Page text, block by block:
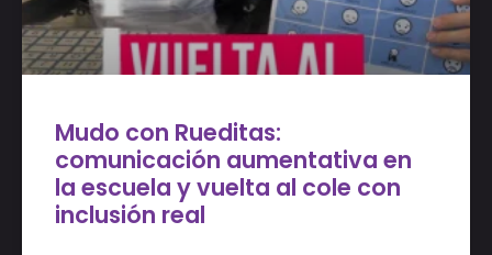
Mudo con Rueditas:
comunicación aumentativa en
la escuela y vuelta al cole con
inclusión real